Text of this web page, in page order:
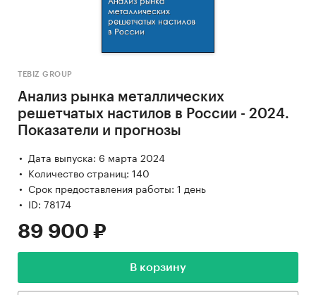
TEBIZ GROUP
Анализ рынка металлических
решетчатых настилов в России - 2024.
Показатели и прогнозы
Дата выпуска: 6 марта 2024
Количество страниц: 140
Срок предоставления работы: 1 день
ID: 78174
89 900 ₽
В корзину